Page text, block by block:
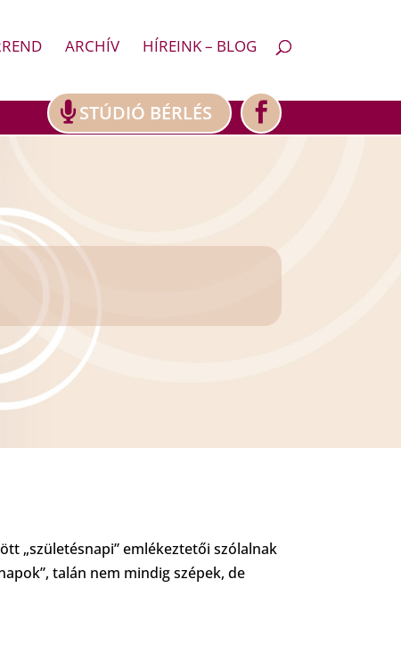
ARCHÍV HÍREINK – BLOG
STÚDIÓ BÉRLÉS
„születésnapi” emlékeztetői szólalnak
talán nem mindig szépek, de